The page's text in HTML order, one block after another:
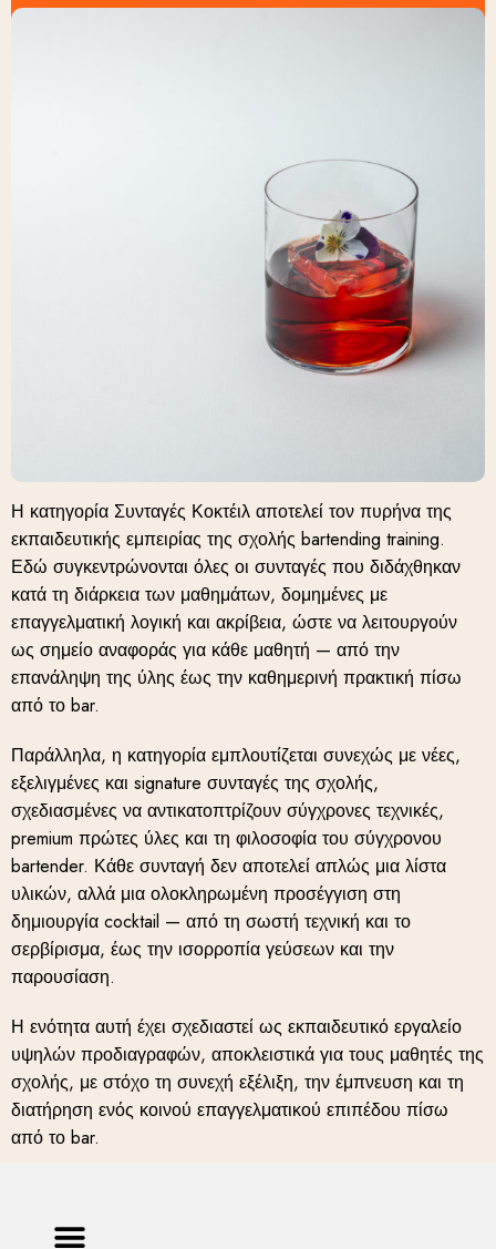
Η κατηγορία Συνταγές Κοκτέιλ αποτελεί τον πυρήνα της
εκπαιδευτικής εμπειρίας της σχολής bartending training.
Εδώ συγκεντρώνονται όλες οι συνταγές που διδάχθηκαν
κατά τη διάρκεια των μαθημάτων, δομημένες με
επαγγελματική λογική και ακρίβεια, ώστε να λειτουργούν
ως σημείο αναφοράς για κάθε μαθητή — από την
επανάληψη της ύλης έως την καθημερινή πρακτική πίσω
από το bar.
Παράλληλα, η κατηγορία εμπλουτίζεται συνεχώς με νέες,
εξελιγμένες και signature συνταγές της σχολής,
σχεδιασμένες να αντικατοπτρίζουν σύγχρονες τεχνικές,
premium πρώτες ύλες και τη φιλοσοφία του σύγχρονου
bartender. Κάθε συνταγή δεν αποτελεί απλώς μια λίστα
υλικών, αλλά μια ολοκληρωμένη προσέγγιση στη
δημιουργία cocktail — από τη σωστή τεχνική και το
σερβίρισμα, έως την ισορροπία γεύσεων και την
παρουσίαση.
Η ενότητα αυτή έχει σχεδιαστεί ως εκπαιδευτικό εργαλείο
υψηλών προδιαγραφών, αποκλειστικά για τους μαθητές της
σχολής, με στόχο τη συνεχή εξέλιξη, την έμπνευση και τη
διατήρηση ενός κοινού επαγγελματικού επιπέδου πίσω
από το bar.